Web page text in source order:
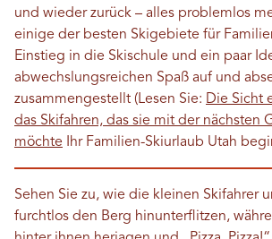
und wieder zurück – alles problemlos
einige der besten Skigebiete für
Einstieg in die Skischule und ein paar
abwechslungsreichen Spaß auf und
zusammengestellt (Lesen Sie: Die Sicht
das Skifahren, das sie mit der nächsten
möchte Ihr Familien-Skiurlaub Utah
Sehen Sie zu, wie die kleinen Skifahrer
furchtlos den Berg hinunterflitzen,